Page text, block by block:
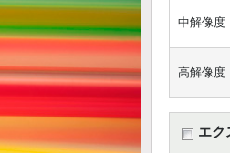
中解像度
高解像度
エク